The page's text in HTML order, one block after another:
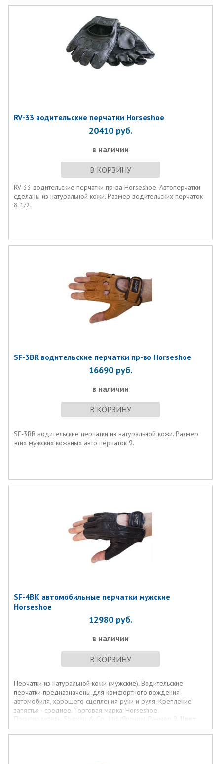
RV-33 водительские перчатки Horseshoe
20410 руб.
в наличии
В КОРЗИНУ
RV-33 водительские перчатки пр-ва Horseshoe. Автоперчатки
сделаны из натуральной кожи. Размер водительских перчаток
8 1/2.
SF-3BR водительские перчатки пр-во Horseshoe
16690 руб.
в наличии
В КОРЗИНУ
SF-3BR водительские перчатки из натуральной кожи. Размер
этих мужских кожаных авто перчаток 9.
SF-4BK автомобильные перчатки мужские
Horseshoe
12980 руб.
в наличии
В КОРЗИНУ
Перчатки из натуральной кожи (мужские). Водительские
перчатки предназначены для комфортного вождения
автомобиля, хорошего сцепления руки и руля. Крепление
запястья - среднее. Торговая марка: Horseshoe.
Производитель: Shimizu & Co., Ltd (Япония). Размер 9. Цвет:
черный